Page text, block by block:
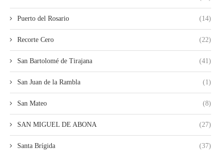
Puerto del Rosario (14)
Recorte Cero (22)
San Bartolomé de Tirajana (41)
San Juan de la Rambla (1)
San Mateo (8)
SAN MIGUEL DE ABONA (27)
Santa Brígida (37)